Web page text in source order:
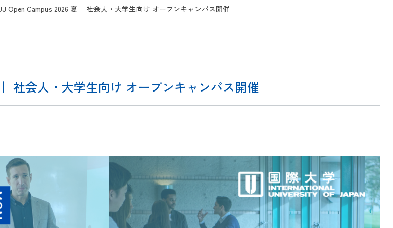
Open Campus 2026 夏｜ 社会人・大学生向け オープンキャンパス開催
社会人・大学生向け オープンキャンパス開催